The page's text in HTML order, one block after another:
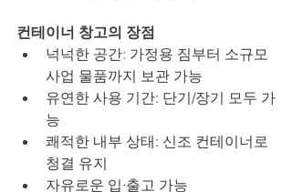
컨테이너 창고의 장점
넉넉한 공간: 가정용 짐부터 소규모
사업 물품까지 보관 가능
유연한 사용 기간: 단기/장기 모두 가
능
쾌적한 내부 상태: 신조 컨테이너로
청결 유지
자유로운 입·출고 가능